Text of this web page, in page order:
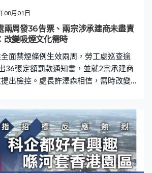
胡會面時，沒有談及加沙問題。特朗
諒解，以色列十分滿意。以色列幫我
一直滿意協議。但大部分人稱不能達
會由和平委員會接收哈馬斯的武
08月01日
兩周發36告票、兩宗涉承建商未盡責
變吸煙文化需時
全面禁煙條例生效兩周，勞工處巡查逾
36張定額罰款通知書，並就2宗承建商
出檢控。處長許澤森相信，需時改變
森表示，數字並非最理想，有工人仍
內，「過程中有適應階段，會繼續有
需要在行為上作出調整。有些工人意
為上未必跟上，這些情況在我們的預
致的目標是甚麼？我們巡查時，一張